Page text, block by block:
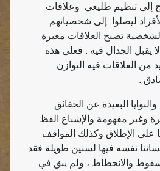
إلى تنظيم طليعي وعلاقات
ليصلوا
إلى شخصياتهم
تصبح العلاقات معبرة
يقبل الجدال فيه . فعلى هذه
العلاقات فيه التوازن
.
البعيدة عن الحقائق
وغير مفهومة والإشباع الفظ
على الإطلاق وكذلك المواقف
نفسه فيها لسنين طويلة فقد
والانحطاط ، ولم يبق في